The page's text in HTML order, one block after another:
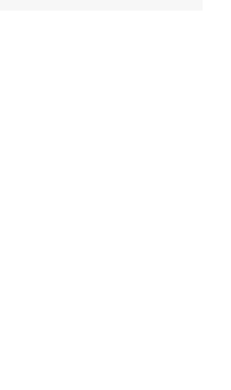
der Beiträge